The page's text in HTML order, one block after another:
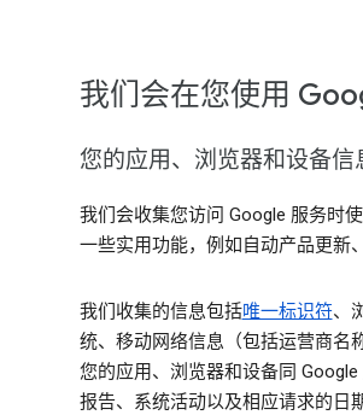
我们会在您使用
您的应用、浏览器和设备信
我们会收集您访问 Google 服务时
一些实用功能，例如自动产品更新
我们收集的信息包括唯一标识符、
统、移动网络信息（包括运营商名
您的应用、浏览器和设备同
报告、系统活动以及相应请求的日